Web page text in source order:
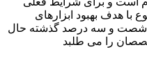
با هدف بهبود ابزارهای
شصت و سه درصد گذشته حال
را می طلبد